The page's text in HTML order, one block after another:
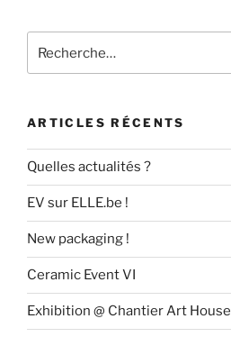
pour
ARTICLES RÉCENTS
Quelles actualités ?
EV sur ELLE.be !
New packaging !
Ceramic Event VI
Exhibition @ Chantier Art House